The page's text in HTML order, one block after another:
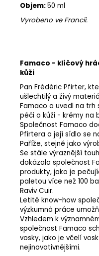
Objem:50 ml
Vyrobeno ve Francii.
Famaco - klíčový
kůži
Pan Frédéric Pfirter,
ušlechtilý a živý
Famaco a uvedl na trh
péči o kůži - krémy na
Společnost Famaco
Pfirtera a její sídlo se
Paříže, stejně jako
Se stále výraznější
dokázala společnost
produkty, jako je
paletou více než 100
Raviv Cuir.
Letité know-how
výzkumná práce
Vzhledem k
společnost Famaco
vosky, jako je včelí
nejinovativnějšími.